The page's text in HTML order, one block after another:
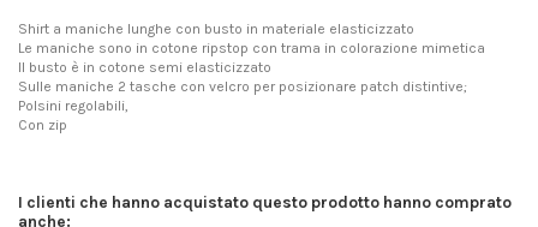
Shirt a maniche lunghe con busto in materiale elasticizzato
Le maniche sono in cotone ripstop con trama in colorazione mimetica
Il busto è in cotone semi elasticizzato
Sulle maniche 2 tasche con velcro per posizionare patch distintive;
Polsini regolabili,
Con zip
I clienti che hanno acquistato questo prodotto hanno comprato
anche: